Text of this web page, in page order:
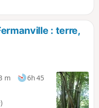
par
de
: terre,
m
6h 45